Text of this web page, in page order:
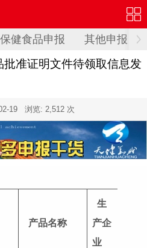
保健食品申报 其他申报
准证明文件待领取信息发
19 浏览: 2,512 次
产品名称
生
产企
业